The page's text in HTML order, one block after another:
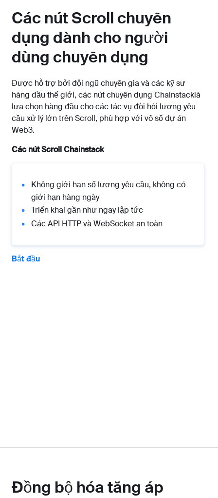
Các nút Scroll chuyên
dụng dành cho người
dùng chuyên dụng
Được hỗ trợ bởi đội ngũ chuyên gia và các kỹ sư
hàng đầu thế giới, các nút chuyên dụng Chainstacklà
lựa chọn hàng đầu cho các tác vụ đòi hỏi lượng yêu
cầu xử lý lớn trên Scroll, phù hợp với vô số dự án
Web3.
Các nút Scroll Chainstack
Không giới hạn số lượng yêu cầu, không có
giới hạn hàng ngày
Triển khai gần như ngay lập tức
Các API HTTP và WebSocket an toàn
Bắt đầu
Đồng bộ hóa tăng áp